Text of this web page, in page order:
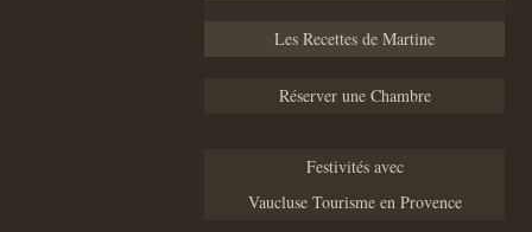
Les Recettes de Martine
Réserver une Chambre
Festivités avec
Vaucluse Tourisme en Provence